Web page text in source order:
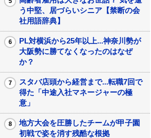
う中堅、居づらいシニア【禁断の会
社用語辞典】
PL対横浜から25年以上...神奈川勢が
大阪勢に勝てなくなったのはなぜ
か？
スタバ店頭から経営まで...転職7回で
得た「中途入社マネージャーの極
意」
地方大会を圧勝したチームが甲子園
初戦で姿を消す残酷な根拠